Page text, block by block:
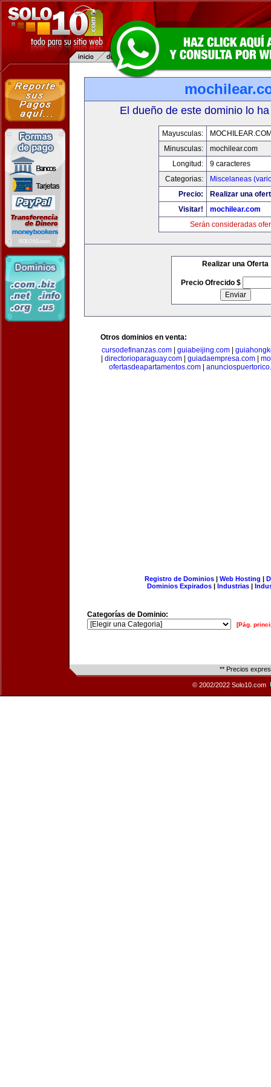
El dueño de este dominio lo
Mayusculas:
Minusculas:
mochilear.com
Longitud:
9 caracteres
Categorias:
Miscelaneas
Precio:
Realizar una
Visitar!
mochilear.com
Serán consideradas
Realizar una Oferta
Precio Ofrecido $
Otros dominios en venta:
cursodefinanzas.com| guiabeijing.com|
directorioparaguay.com| guiadaempresa.com|
ofertasdeapartamentos.com
Registro de Dominios| Web Hosting |
Dominios Expirados | Industrias |
Categorías de Dominio:
[Pág.
** Precios
© 2002/2022 Solo10.com